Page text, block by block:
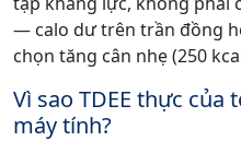
— calo dư trên trần đồng
chọn tăng cân nhẹ (250
Vì sao TDEE thực
máy tính?